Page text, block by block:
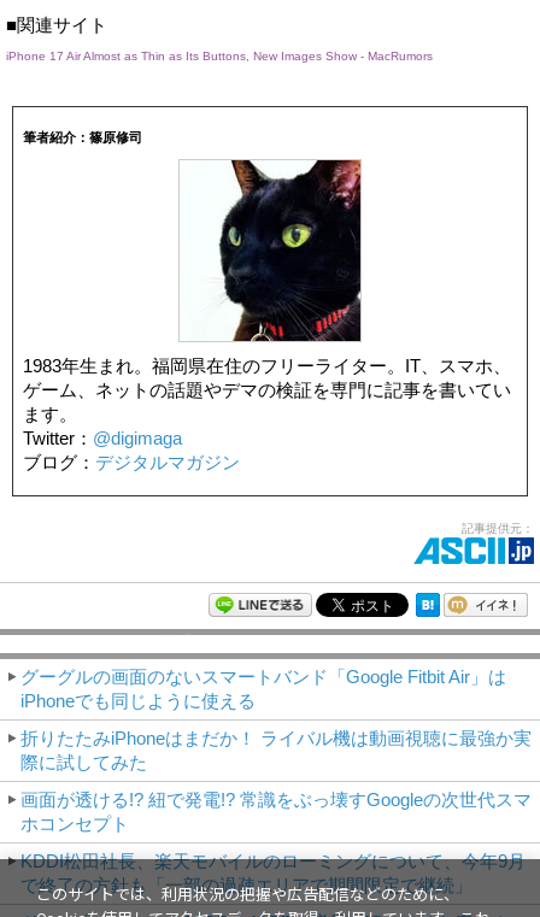
■関連サイト
iPhone 17 Air Almost as Thin as Its Buttons, New Images Show - MacRumors
筆者紹介：篠原修司
1983年生まれ。福岡県在住のフリーライター。IT、スマホ、
ゲーム、ネットの話題やデマの検証を専門に記事を書いてい
ます。
Twitter： @digimaga
ブログ： デジタルマガジン
記事提供元：
グーグルの画面のないスマートバンド「Google Fitbit Air」は
iPhoneでも同じように使える
折りたたみiPhoneはまだか！ ライバル機は動画視聴に最強か実
際に試してみた
画面が透ける!? 紐で発電!? 常識をぶっ壊すGoogleの次世代スマ
ホコンセプト
KDDI松田社長、楽天モバイルのローミングについて、今年9月
で終了の方針も「一部の過疎エリアで期間限定で継続」
このサイトでは、利用状況の把握や広告配信などのために、